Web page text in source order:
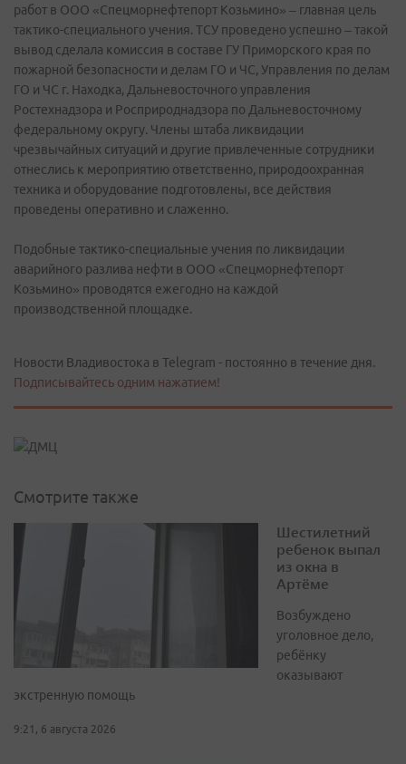
работ в ООО «Спецморнефтепорт Козьмино» – главная цель
тактико-специального учения. ТСУ проведено успешно – такой
вывод сделала комиссия в составе ГУ Приморского края по
пожарной безопасности и делам ГО и ЧС, Управления по делам
ГО и ЧС г. Находка, Дальневосточного управления
Ростехнадзора и Росприроднадзора по Дальневосточному
федеральному округу. Члены штаба ликвидации
чрезвычайных ситуаций и другие привлеченные сотрудники
отнеслись к мероприятию ответственно, природоохранная
техника и оборудование подготовлены, все действия
проведены оперативно и слаженно.
Подобные тактико-специальные учения по ликвидации
аварийного разлива нефти в ООО «Спецморнефтепорт
Козьмино» проводятся ежегодно на каждой
производственной площадке.
Новости Владивостока в Telegram - постоянно в течение дня.
Подписывайтесь одним нажатием!
Смотрите также
Шестилетний
ребенок выпал
из окна в
Артёме
Возбуждено
уголовное дело,
ребёнку
оказывают
экстренную помощь
9:21, 6 августа 2026